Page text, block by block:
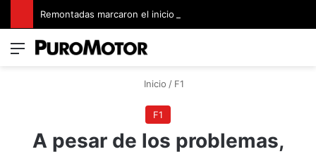
Menú
Inicio / F1
F1
A pesar de los problemas,